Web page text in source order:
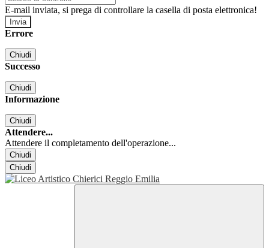
E-mail inviata, si prega di controllare la casella di posta elettronica!
Errore
Chiudi
Successo
Chiudi
Informazione
Chiudi
Attendere...
Attendere il completamento dell'operazione...
Chiudi
Chiudi